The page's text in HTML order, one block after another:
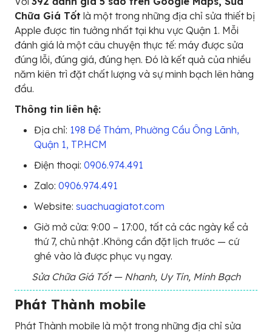
Chữa Giá Tốt là một trong những địa chỉ sửa thiết bị
Apple được tin tưởng nhất tại khu vực Quận 1. Mỗi
đánh giá là một câu chuyện thực tế: máy được sửa
đúng lỗi, đúng giá, đúng hẹn. Đó là kết quả của nhiều
năm kiên trì đặt chất lượng và sự minh bạch lên hàng
đầu.
Thông tin liên hệ:
Địa chỉ: 198 Đề Thám, Phường Cầu Ông Lãnh,
Quận 1, TP.HCM
Điện thoại: 0906.974.491
Zalo: 0906.974.491
Website: suachuagiatot.com
Giờ mở cửa: 9:00 – 17:00, tất cả các ngày kể cả
thứ 7, chủ nhật .Không cần đặt lịch trước — cứ
ghé vào là được phục vụ ngay.
Sửa Chữa Giá Tốt — Nhanh, Uy Tín, Minh Bạch
Phát Thành mobile
Phát Thành mobile là một trong những địa chỉ sửa